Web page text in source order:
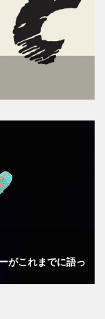
がこれまでに語っ